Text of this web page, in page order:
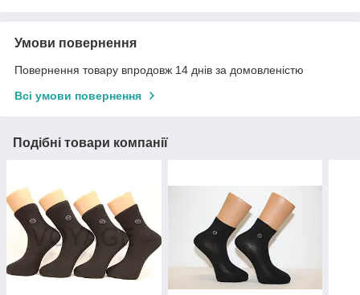
Умови повернення
Повернення товару впродовж 14 днів за домовленістю
Всі умови повернення
Подібні товари компанії